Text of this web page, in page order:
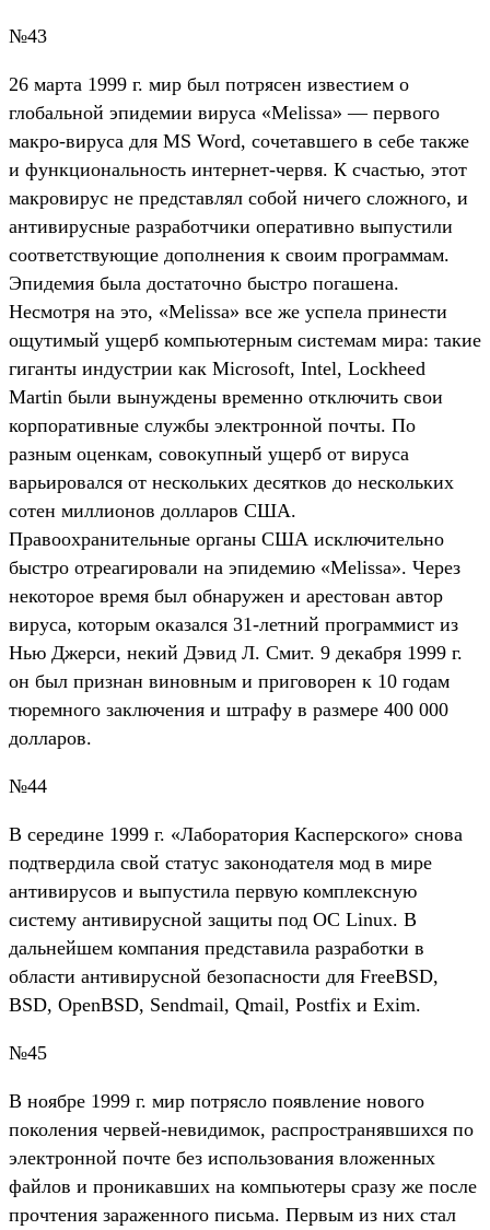
№43
26 марта 1999 г. мир был потрясен известием о
глобальной эпидемии вируса «Melissa» — первого
макро-вируса для MS Word, сочетавшего в себе также
и функциональность интернет-червя. К счастью, этот
макровирус не представлял собой ничего сложного, и
антивирусные разработчики оперативно выпустили
соответствующие дополнения к своим программам.
Эпидемия была достаточно быстро погашена.
Несмотря на это, «Melissa» все же успела принести
ощутимый ущерб компьютерным системам мира: такие
гиганты индустрии как Microsoft, Intel, Lockheed
Martin были вынуждены временно отключить свои
корпоративные службы электронной почты. По
разным оценкам, совокупный ущерб от вируса
варьировался от нескольких десятков до нескольких
сотен миллионов долларов США.
Правоохранительные органы США исключительно
быстро отреагировали на эпидемию «Melissa». Через
некоторое время был обнаружен и арестован автор
вируса, которым оказался 31-летний программист из
Нью Джерси, некий Дэвид Л. Смит. 9 декабря 1999 г.
он был признан виновным и приговорен к 10 годам
тюремного заключения и штрафу в размере 400 000
долларов.
№44
В середине 1999 г. «Лаборатория Касперского» снова
подтвердила свой статус законодателя мод в мире
антивирусов и выпустила первую комплексную
систему антивирусной защиты под ОС Linux. В
дальнейшем компания представила разработки в
области антивирусной безопасности для FreeBSD,
BSD, OpenBSD, Sendmail, Qmail, Postfix и Exim.
№45
В ноябре 1999 г. мир потрясло появление нового
поколения червей-невидимок, распространявшихся по
электронной почте без использования вложенных
файлов и проникавших на компьютеры сразу же после
прочтения зараженного письма. Первым из них стал